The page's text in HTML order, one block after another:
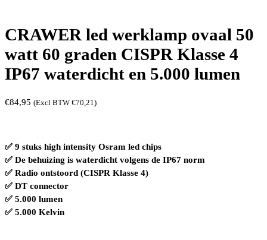
CRAWER led werklamp ovaal 50
watt 60 graden CISPR Klasse 4
IP67 waterdicht en 5.000 lumen
€84,95 (Excl BTW €70,21 )
✅ 9 stuks high intensity Osram led chips
✅ De behuizing is waterdicht volgens de IP67 norm
✅ Radio ontstoord (CISPR Klasse 4)
✅ DT connector
✅ 5.000 lumen
✅ 5.000 Kelvin